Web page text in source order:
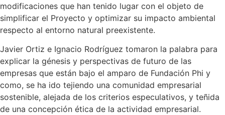
modificaciones que han tenido lugar con el objeto de
simplificar el Proyecto y optimizar su impacto ambiental
respecto al entorno natural preexistente.
Javier Ortiz e Ignacio Rodríguez tomaron la palabra para
explicar la génesis y perspectivas de futuro de las
empresas que están bajo el amparo de Fundación Phi y
como, se ha ido tejiendo una comunidad empresarial
sostenible, alejada de los criterios especulativos, y teñida
de una concepción ética de la actividad empresarial.